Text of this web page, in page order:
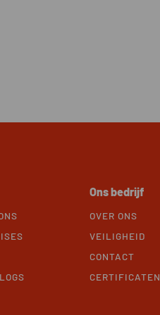
Ons bedrijf
OVER ONS
VEILIGHEID
CONTACT
CERTIFICATEN